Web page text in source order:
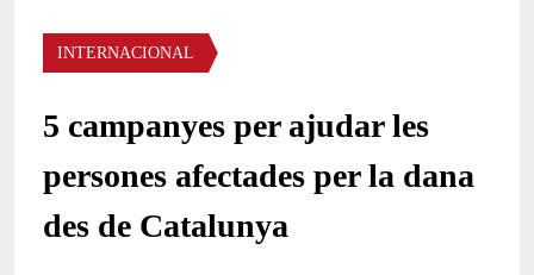
Àmbit de la notícia
INTERNACIONAL
5 campanyes per ajudar les
persones afectades per la dana
des de Catalunya